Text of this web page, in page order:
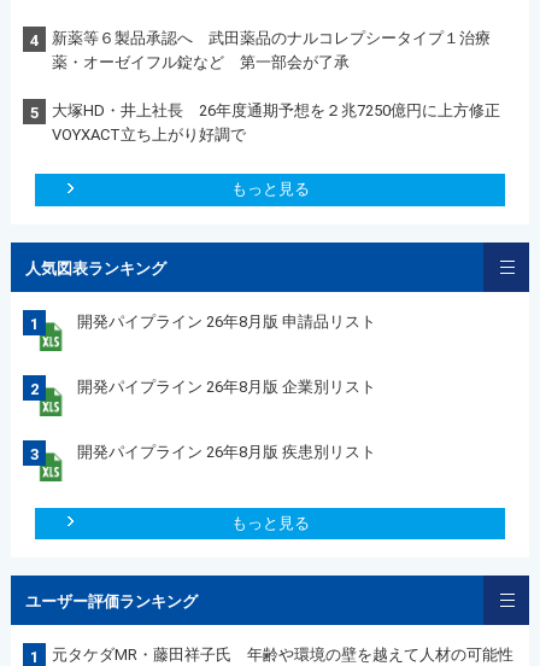
4
新薬等６製品承認へ 武田薬品のナルコレプシータイプ１治療
薬・オーゼイフル錠など 第一部会が了承
5
大塚HD・井上社長 26年度通期予想を２兆7250億円に上方修正
VOYXACT立ち上がり好調で
もっと見る
人気図表ランキング
1 開発パイプライン 26年8月版 申請品リスト
2 開発パイプライン 26年8月版 企業別リスト
3 開発パイプライン 26年8月版 疾患別リスト
もっと見る
ユーザー評価ランキング
1
元タケダMR・藤田祥子氏 年齢や環境の壁を越えて人材の可能性